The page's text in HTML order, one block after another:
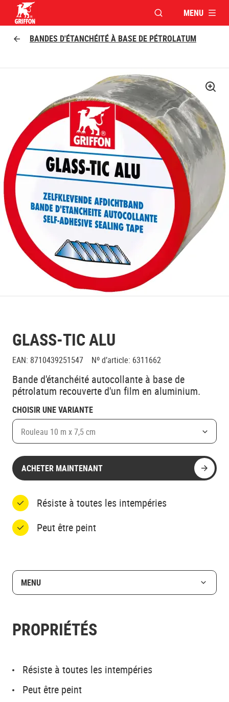
OUVRIR LAMENU
BANDES D'ÉTANCHÉITÉ À BASE DE PÉTROLATUM
GLASS-TIC ALU
EAN: 8710439251547 Nº d’article: 6311662
Bande d'étanchéité autocollante à base de
pétrolatum recouverte d'un film en aluminium.
CHOISIR UNE VARIANTE
Rouleau 10 m x 7,5 cm
ACHETER MAINTENANT
Résiste à toutes les intempéries
Peut être peint
MENU
PROPRIÉTÉS
Résiste à toutes les intempéries
Peut être peint